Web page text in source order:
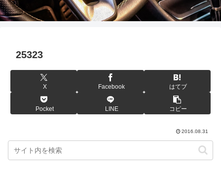
25323
X Facebook はてブ
Pocket LINE コピー
2016.08.31